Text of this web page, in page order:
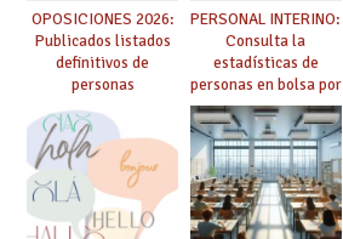
OPOSICIONES 2026:
Publicados listados
definitivos de
personas
seleccionadas. ¿Qué
hacer ahora si he
obtenido plaza?
PERSONAL INTERINO:
Consulta la
estadísticas de
personas en bolsa por
cuerpo, especialidad
y tipo de bolsa para
el curso 26/27